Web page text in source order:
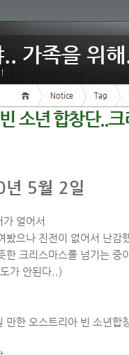
가족을 위
Notice Tag
소년 합창단..
5월 2일
얼어서
봤으나 진전이 없어서 난감
한 크리스마스를 넘기는 중
가 안된다..)
만한 오스트리아 빈 소년합